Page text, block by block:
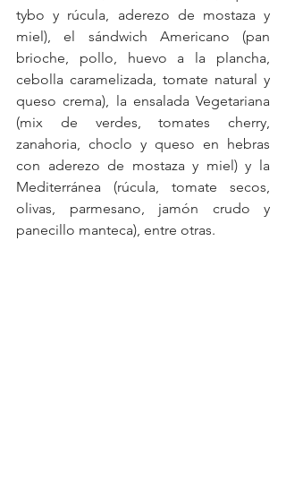
tybo y rúcula, aderezo de mostaza y
miel), el sándwich Americano (pan
brioche, pollo, huevo a la plancha,
cebolla caramelizada, tomate natural y
queso crema), la ensalada Vegetariana
(mix de verdes, tomates cherry,
zanahoria, choclo y queso en hebras
con aderezo de mostaza y miel) y la
Mediterránea (rúcula, tomate secos,
olivas, parmesano, jamón crudo y
panecillo manteca), entre otras.